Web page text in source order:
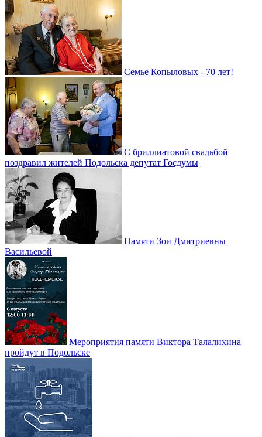
Семье Копыловых - 70 лет!
С бриллиатовой свадьбой
поздравил жителей Подольска депутат Госдумы
Памяти Зои Дмитриевны
Васильевой
Мероприятия памяти Виктора Талалихина
пройдут в Подольске